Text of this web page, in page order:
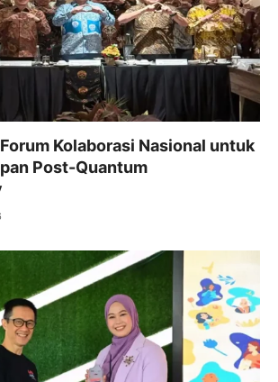
Kolaborasi Nasional untuk
Post-Quantum